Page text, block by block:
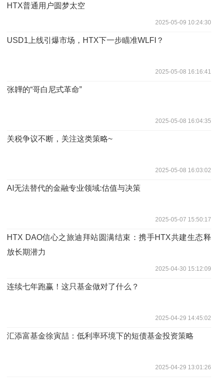
HTX普通用户圆梦太空
2025-05-09 10:24:30
USD1上线引爆市场，HTX下一步瞄准WLFI？
2025-05-08 16:16:41
张韡的“哥白尼式革命”
2025-05-08 16:04:35
关税争议不断，关注这类策略~
2025-05-08 16:03:02
AI无法替代的金融专业领域:估值与决策
2025-05-07 15:50:17
HTX DAO信心之旅迪拜站圆满结束：携手HTX共建生态释
放长期潜力
2025-04-30 15:12:09
连续七年跑赢！这只基金做对了什么？
2025-04-29 14:45:02
汇添富基金徐寅喆：低利率环境下的短债基金投资策略
2025-04-29 13:01:26